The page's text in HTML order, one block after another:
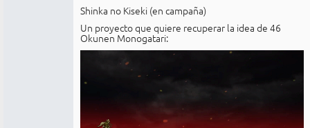
Shinka no Kiseki (en campaña)
Un proyecto que quiere recuperar la idea de 46
Okunen Monogatari: